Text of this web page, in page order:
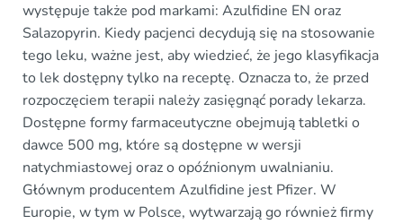
występuje także pod markami: Azulfidine EN oraz
Salazopyrin. Kiedy pacjenci decydują się na stosowanie
tego leku, ważne jest, aby wiedzieć, że jego klasyfikacja
to lek dostępny tylko na receptę. Oznacza to, że przed
rozpoczęciem terapii należy zasięgnąć porady lekarza.
Dostępne formy farmaceutyczne obejmują tabletki o
dawce 500 mg, które są dostępne w wersji
natychmiastowej oraz o opóźnionym uwalnianiu.
Głównym producentem Azulfidine jest Pfizer. W
Europie, w tym w Polsce, wytwarzają go również firmy